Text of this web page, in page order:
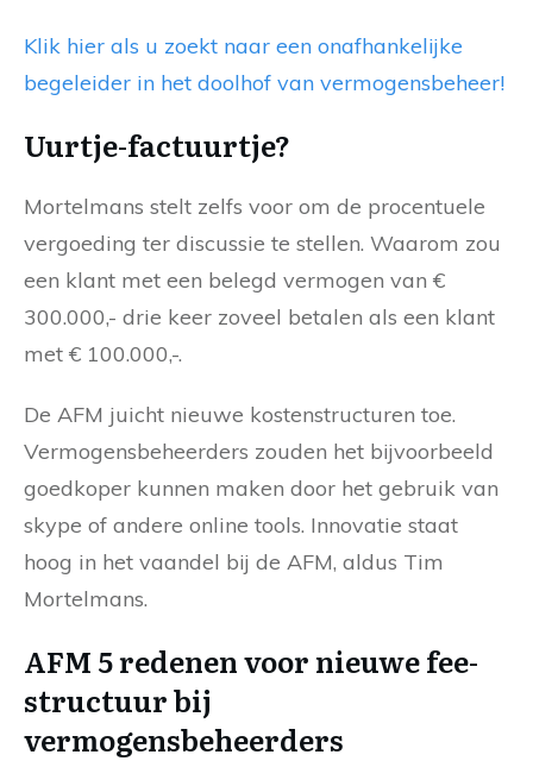
Klik hier als u zoekt naar een onafhankelijke
begeleider in het doolhof van vermogensbeheer!
Uurtje-factuurtje?
Mortelmans stelt zelfs voor om de procentuele
vergoeding ter discussie te stellen. Waarom zou
een klant met een belegd vermogen van €
300.000,- drie keer zoveel betalen als een klant
met € 100.000,-.
De AFM juicht nieuwe kostenstructuren toe.
Vermogensbeheerders zouden het bijvoorbeeld
goedkoper kunnen maken door het gebruik van
skype of andere online tools. Innovatie staat
hoog in het vaandel bij de AFM, aldus Tim
Mortelmans.
AFM 5 redenen voor nieuwe fee-
structuur bij
vermogensbeheerders